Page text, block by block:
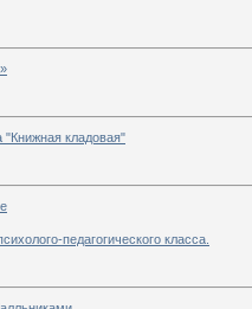
"Книжная кладовая"
педагогического класса.